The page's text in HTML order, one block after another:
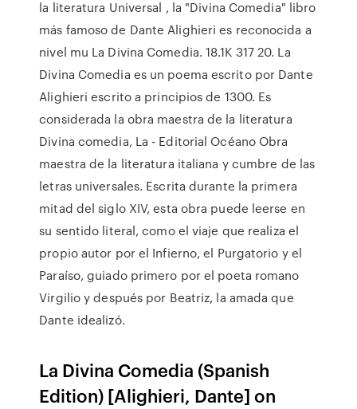
la literatura Universal , la "Divina Comedia" libro
más famoso de Dante Alighieri es reconocida a
nivel mu La Divina Comedia. 18.1K 317 20. La
Divina Comedia es un poema escrito por Dante
Alighieri escrito a principios de 1300. Es
considerada la obra maestra de la literatura
Divina comedia, La - Editorial Océano Obra
maestra de la literatura italiana y cumbre de las
letras universales. Escrita durante la primera
mitad del siglo XIV, esta obra puede leerse en
su sentido literal, como el viaje que realiza el
propio autor por el Infierno, el Purgatorio y el
Paraíso, guiado primero por el poeta romano
Virgilio y después por Beatriz, la amada que
Dante idealizó.
La Divina Comedia (Spanish
Edition) [Alighieri, Dante] on